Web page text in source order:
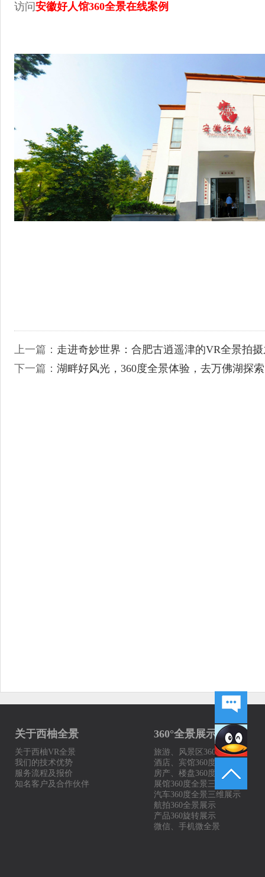
访问安徽好人馆360全景在线案例
上一篇： 走进奇妙世界：合肥古逍遥津的VR全景拍
下一篇： 湖畔好风光，360度全景体验，去万佛湖探
关于西柚全景
关于西柚VR全景
我们的技术优势
服务流程及报价
知名客户及合作伙伴
360°全景展示案例
旅游、风景区360度全景
酒店、宾馆360度展示
房产、楼盘360度全景
展馆360度全景三维展示
汽车360度全景三维展示
航拍360全景展示
产品360旋转展示
微信、手机微全景